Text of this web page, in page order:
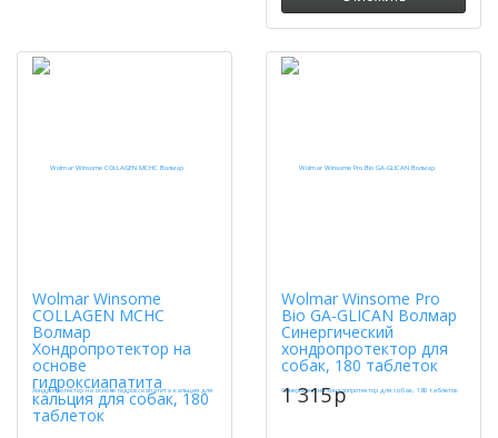
Wolmar Winsome
COLLAGEN MCHC
Волмар
Хондропротектор на
основе
гидроксиапатита
кальция для собак, 180
таблеток
Wolmar Winsome Pro
Bio GA-GLICAN Волмар
Синергический
хондропротектор для
собак, 180 таблеток
1 315p